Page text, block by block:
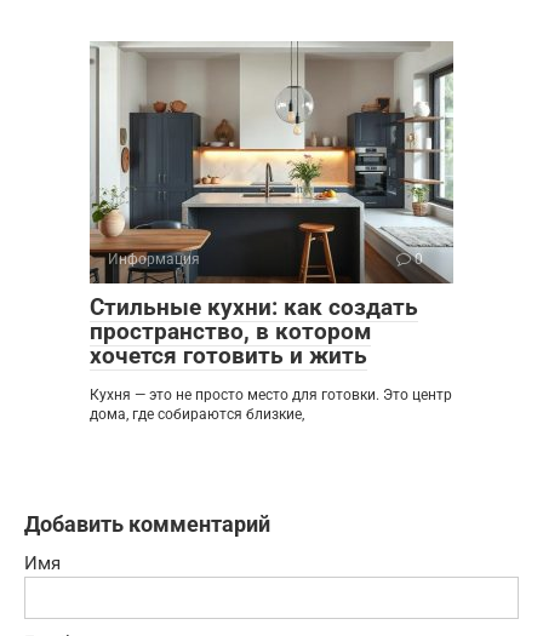
Информация 0
Стильные кухни: как создать
пространство, в котором
хочется готовить и жить
Кухня — это не просто место для готовки. Это центр
дома, где собираются близкие,
Добавить комментарий
Имя